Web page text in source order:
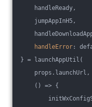
handleReady,
jumpAppInH5,
handleError :
} = launchAppUtil(
props.launchUrl,
() => {